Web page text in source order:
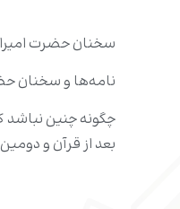
سخنان حضرت
نامه‌ها و سخنان
چگونه چنین نباشد
بعد از قرآن و